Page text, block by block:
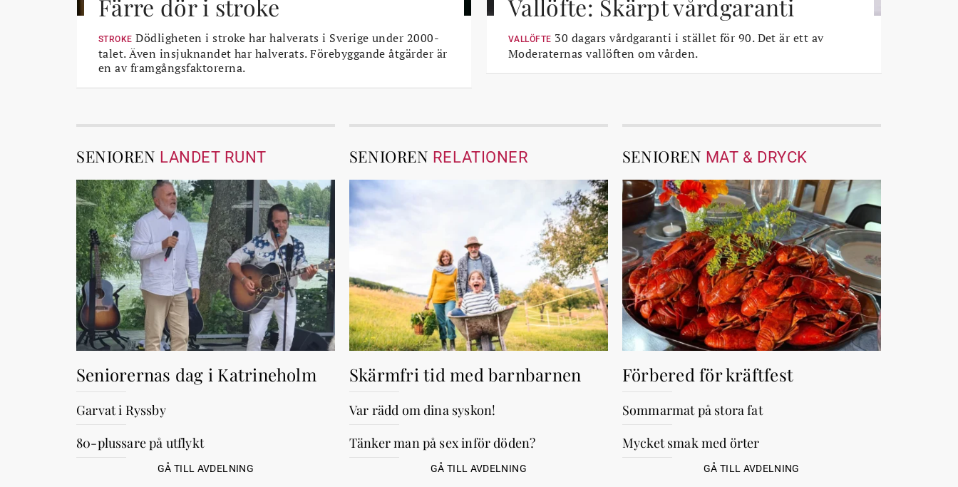
Färre dör i stroke
STROKE Dödligheten i stroke har halverats i Sverige under 2000-
talet. Även insjuknandet har halverats. Förebyggande åtgärder är
en av framgångsfaktorerna.
Vallöfte: Skärpt vårdgaranti
VALLÖFTE 30 dagars vårdgaranti i stället för 90. Det är ett av
Moderaternas vallöften om vården.
SENIOREN LANDET RUNT
Seniorernas dag i Katrineholm
Garvat i Ryssby
80-plussare på utflykt
GÅ TILL AVDELNING
SENIOREN RELATIONER
Skärmfri tid med barnbarnen
Var rädd om dina syskon!
Tänker man på sex inför döden?
GÅ TILL AVDELNING
SENIOREN MAT & DRYCK
Förbered för kräftfest
Sommarmat på stora fat
Mycket smak med örter
GÅ TILL AVDELNING